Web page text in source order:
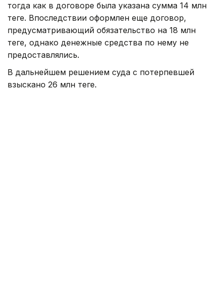
тогда как в договоре была указана сумма 14 млн
теңге. Впоследствии оформлен еще договор,
предусматривающий обязательство на 18 млн
теңге, однако денежные средства по нему не
предоставлялись.
В дальнейшем решением суда с потерпевшей
взыскано 26 млн теңге.